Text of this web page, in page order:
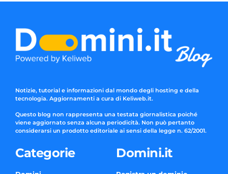
Notizie, tutorial e informazioni dal mondo degli hosting e della
tecnologia. Aggiornamenti a cura di Keliweb.it.
Questo blog non rappresenta una testata giornalistica poiché
viene aggiornato senza alcuna periodicità. Non può pertanto
considerarsi un prodotto editoriale ai sensi della legge n. 62/2001.
Categorie Domini.it